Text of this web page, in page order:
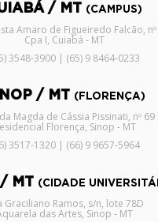
/ MT (CAMPUS)
Amaro de Figueiredo Falcão,
Cpa I, Cuiabá - MT
3548-3900 | (65) 9 8464-0233
/ MT (FLORENÇA)
Magda de Cássia Pissinati, nº 69
Florença, Sinop - MT
3517-1320 | (66) 9 9657-5964
MT (CIDADE
Graciliano Ramos, s/n, lote 78D
das Artes, Sinop - MT